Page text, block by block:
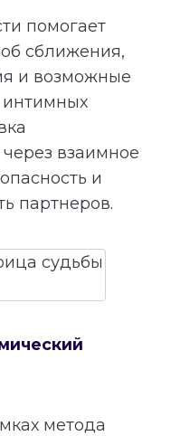
помогает
сближения,
и возможные
взаимное
и
партнеров.
метода